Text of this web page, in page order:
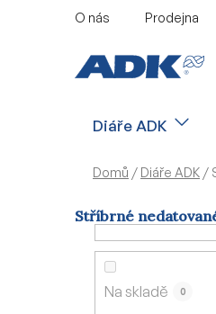
O nás Prodejna
Diáře ADK
Domů / Diáře ADK /
Stříbrné
Na skladě 0